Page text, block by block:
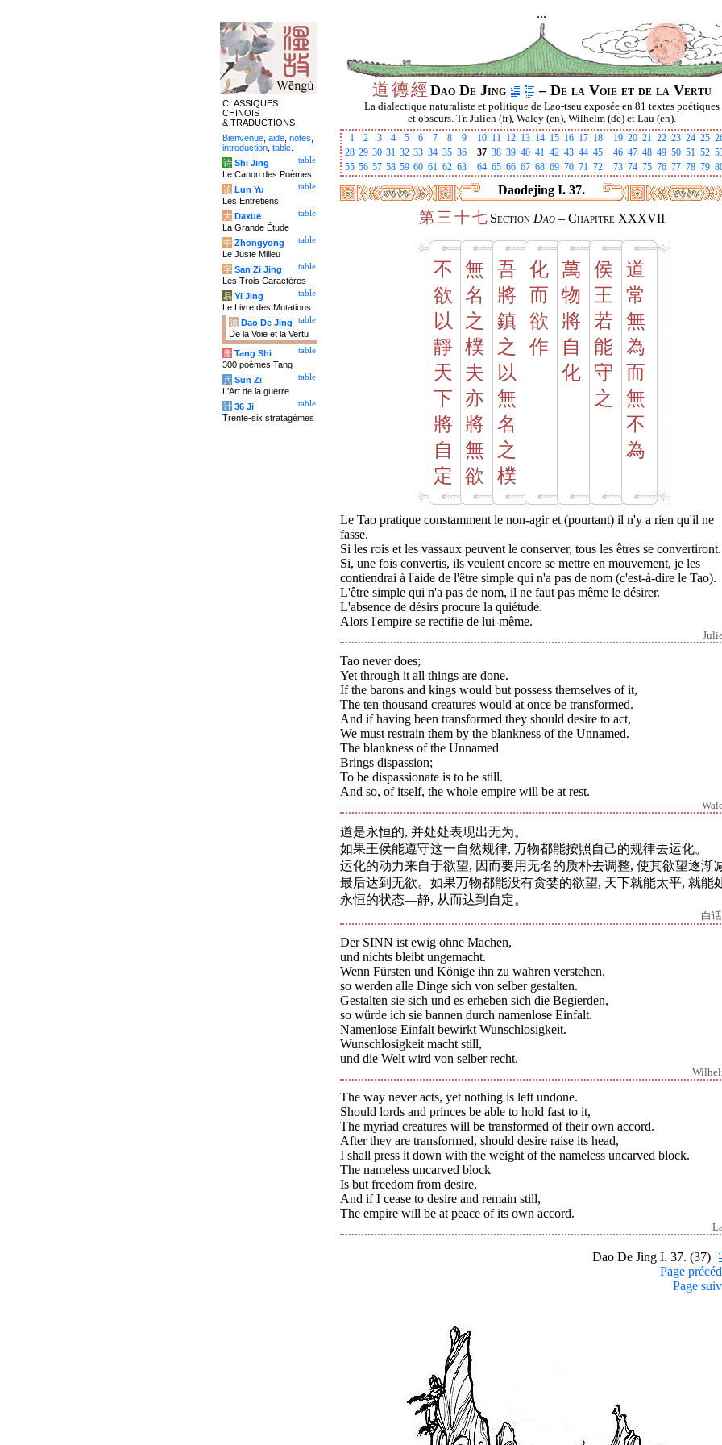
...
道 德經 Dao De Jing – De la Voie et de la Vertu
La dialectique naturaliste et politique de Lao-tseu exposée en 81 textes poétiques
et obscurs. Tr. Julien (fr), Waley (en), Wilhelm (de) et Lau (en).
1
2 3 4 5 6 7 8 9 10 11 12 13 14 15 16 17 18 19 20 21 22 23 24 25
28 29 30 31 32 33 34 35 36 37 38 39 40 41 42 43 44 45 46 47 48 49 50 51 52
55 56 57 58 59 60 61 62 63 64 65 66 67 68 69 70 71 72 73 74 75 76 77 78 79
Daodejing I. 37.
第 三 十七 Section Dao– Chapitre XXXVII
不
欲
以
靜
天
下
將
自
定
無
名
之
樸
夫
亦
將
無
欲
吾
將
鎮
之
以
無
名
之
樸
化
而
欲
作
萬
物
將
自
化
侯
王
若
能
守
之
道
常
無
為
而
無
不
為
Le Tao pratique constamment le non-agir et (pourtant) il n'y a rien qu'il ne
fasse.
Si les rois et les vassaux peuvent le conserver, tous les êtres se convertiront.
Si, une fois convertis, ils veulent encore se mettre en mouvement, je les
contiendrai à l'aide de l'être simple qui n'a pas de nom (c'est-à-dire le Tao).
L'être simple qui n'a pas de nom, il ne faut pas même le désirer.
L'absence de désirs procure la quiétude.
Alors l'empire se rectifie de lui-même.
Tao never does;
Yet through it all things are done.
If the barons and kings would but possess themselves of it,
The ten thousand creatures would at once be transformed.
And if having been transformed they should desire to act,
We must restrain them by the blankness of the Unnamed.
The blankness of the Unnamed
Brings dispassion;
To be dispassionate is to be still.
And so, of itself, the whole empire will be at rest.
道是永恒的, 并处处表现出无为。
如果王侯能遵守这一自然规律, 万物都能按照自己的规律去运化。
运化的动力来自于欲望, 因而要用无名的质朴去调整, 使其欲望逐渐
最后达到无欲。如果万物都能没有贪婪的欲望, 天下就能太平, 就能
永恒的状态―静, 从而达到自定。
白
Der SINN ist ewig ohne Machen,
und nichts bleibt ungemacht.
Wenn Fürsten und Könige ihn zu wahren verstehen,
so werden alle Dinge sich von selber gestalten.
Gestalten sie sich und es erheben sich die Begierden,
so würde ich sie bannen durch namenlose Einfalt.
Namenlose Einfalt bewirkt Wunschlosigkeit.
Wunschlosigkeit macht still,
und die Welt wird von selber recht.
The way never acts, yet nothing is left undone.
Should lords and princes be able to hold fast to it,
The myriad creatures will be transformed of their own accord.
After they are transformed, should desire raise its head,
I shall press it down with the weight of the nameless uncarved block.
The nameless uncarved block
Is but freedom from desire,
And if I cease to desire and remain still,
The empire will be at peace of its own accord.
Dao De Jing I. 37. (37)
Page
Page
CLASSIQUES
CHINOIS
& TRADUCTIONS
Bienvenue aide notes
introduction table
table
诗 Shi Jing
Le Canon des Poèmes
table
论 Lun Yu
Les Entretiens
table
大 Daxue
La Grande Étude
table
中 Zhongyong
Le Juste Milieu
table
字 San Zi Jing
Les Trois Caractères
table
易 Yi Jing
Le Livre des Mutations
table
道 Dao De Jing
De la Voie et la Vertu
table
唐 Tang Shi
300 poèmes Tang
table
兵 Sun Zi
L'Art de la guerre
table
计 36 Ji
Trente-six stratagèmes